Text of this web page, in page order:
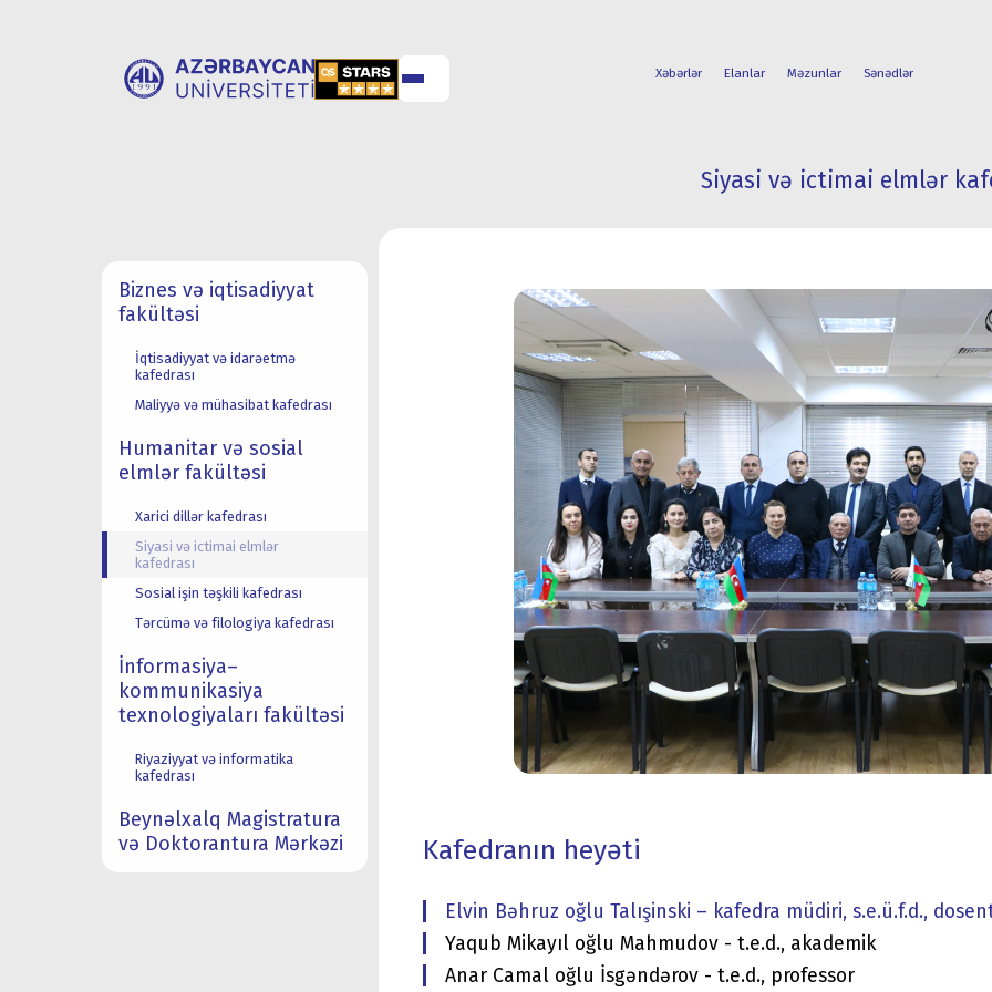
Xəbərlər Elanlar Məzunlar Sənədlər
Biznes və iqtisadiyyat
fakültəsi
İqtisadiyyat və idarəetmə
kafedrası
Maliyyə və mühasibat kafedrası
Humanitar və sosial
elmlər fakültəsi
Xarici dillər kafedrası
Siyasi və ictimai elmlər
kafedrası
Sosial işin təşkili kafedrası
Tərcümə və filologiya kafedrası
İnformasiya–
kommunikasiya
texnologiyaları fakültəsi
Riyaziyyat və informatika
kafedrası
Beynəlxalq Magistratura
və Doktorantura Mərkəzi
Siyasi və ictimai elmlər
Kafedranın heyəti
Elvin Bəhruz oğlu Talışinski – kafedra müdiri, s.e.ü.f.d.,
Yaqub Mikayıl oğlu Mahmudov - t.e.d., akademik
Anar Camal oğlu İsgəndərov - t.e.d., professor